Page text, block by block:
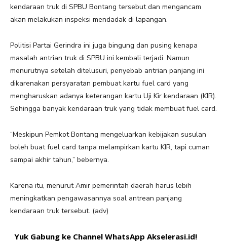
kendaraan truk di SPBU Bontang tersebut dan mengancam
akan melakukan inspeksi mendadak di lapangan.
Politisi Partai Gerindra ini juga bingung dan pusing kenapa
masalah antrian truk di SPBU ini kembali terjadi. Namun
menurutnya setelah ditelusuri, penyebab antrian panjang ini
dikarenakan persyaratan pembuat kartu fuel card yang
mengharuskan adanya keterangan kartu Uji Kir kendaraan (KIR).
Sehingga banyak kendaraan truk yang tidak membuat fuel card.
“Meskipun Pemkot Bontang mengeluarkan kebijakan susulan
boleh buat fuel card tanpa melampirkan kartu KIR, tapi cuman
sampai akhir tahun,” bebernya.
Karena itu, menurut Amir pemerintah daerah harus lebih
meningkatkan pengawasannya soal antrean panjang
kendaraan truk tersebut. (adv)
Yuk Gabung ke Channel WhatsApp Akselerasi.id!